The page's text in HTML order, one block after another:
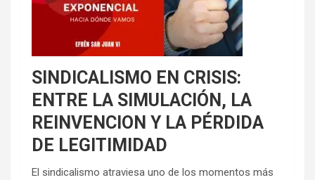
SINDICALISMO EN CRISIS:
ENTRE LA SIMULACIÓN, LA
REINVENCION Y LA PÉRDIDA
DE LEGITIMIDAD
El sindicalismo atraviesa uno de los momentos más